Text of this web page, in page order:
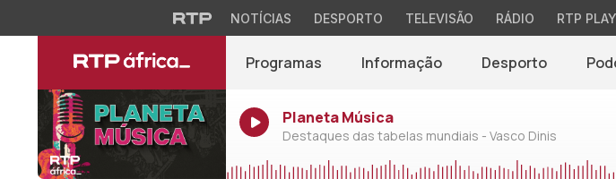
NOTÍCIAS DESPORTO TELEVISÃO RÁDIO RTP PLAY
Programas Informação Desporto
Planeta Música
Destaques das tabelas mundiais - Vasco Dinis